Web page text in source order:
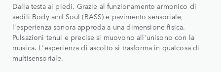
Dalla testa ai piedi. Grazie al funzionamento armonico di
sedili Body and Soul (BASS) e pavimento sensoriale,
l'esperienza sonora approda a una dimensione fisica.
Pulsazioni tenui e precise si muovono all'unisono con la
musica. L'esperienza di ascolto si trasforma in qualcosa di
multisensoriale.